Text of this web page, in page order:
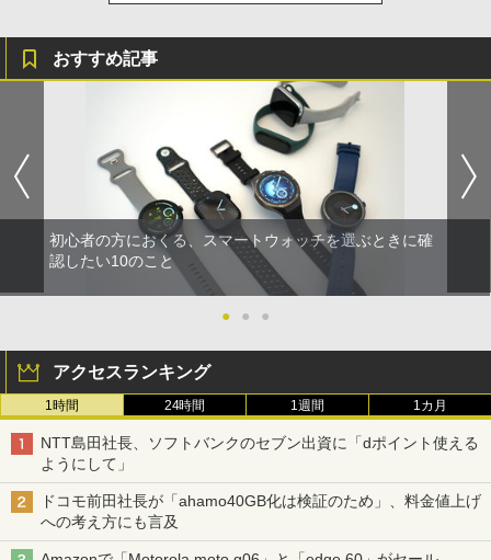
おすすめ記事
初心者の方におくる、スマートウォッチを選ぶときに確
認したい10のこと
● ● ●
アクセスランキング
1時間 24時間 1週間 1カ月
NTT島田社長、ソフトバンクのセブン出資に「dポイント使える
ようにして」
ドコモ前田社長が「ahamo40GB化は検証のため」、料金値上げ
への考え方にも言及